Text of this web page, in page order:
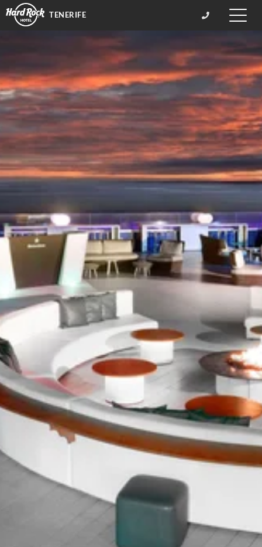
Toggle
TENERIFE